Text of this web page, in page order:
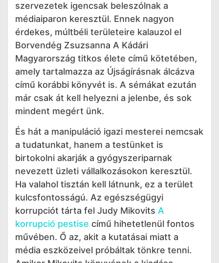
szervezetek igencsak beleszólnak a
médiaiparon keresztül. Ennek nagyon
érdekes, múltbéli területeire kalauzol el
Borvendég Zsuzsanna A Kádári
Magyarország titkos élete című kötetében,
amely tartalmazza az Újságírásnak álcázva
című korábbi könyvét is. A sémákat ezután
már csak át kell helyezni a jelenbe, és sok
mindent megért ünk.
És hát a manipuláció igazi mesterei nemcsak
a tudatunkat, hanem a testünket is
birtokolni akarják a gyógyszeriparnak
nevezett üzleti vállalkozásokon keresztül.
Ha valahol tisztán kell látnunk, ez a terület
kulcsfontosságú. Az egészségügyi
korrupciót tárta fel Judy Mikovits A
korrupció pestise című hihetetlenül fontos
művében. Ő az, akit a kutatásai miatt a
média eszközeivel próbáltak tönkre tenni.